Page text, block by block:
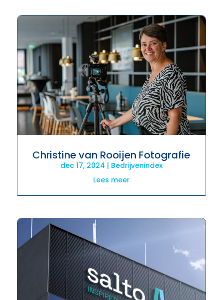
Christine van Rooijen Fotografie
dec 17, 2024 | Bedrijvenindex
Lees meer